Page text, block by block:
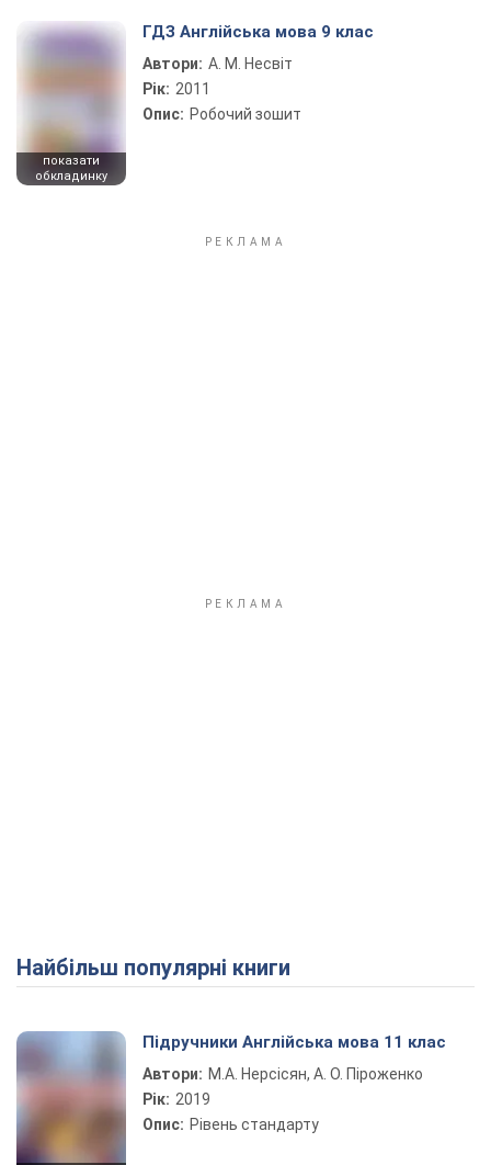
показати
обкладинку
ГДЗ Англійська мова 9 клас
Автори: А. М. Несвіт
Рік: 2011
Опис: Робочий зошит
Найбільш популярні книги
Підручники Англійська мова 11 клас
Автори: М.А. Нерсісян, А. О. Піроженко
Рік: 2019
Опис: Рівень стандарту